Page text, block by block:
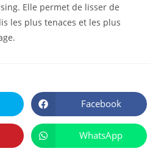
Elle permet de lisser de
les plus tenaces et les plus
CE
CONTENU
Ouvrir
dans
une
autre
fenêtre
Facebook
Ouvrir
dans
WhatsApp